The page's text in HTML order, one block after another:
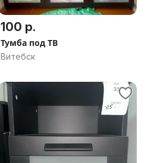
100 р.
Тумба под ТВ
Витебск